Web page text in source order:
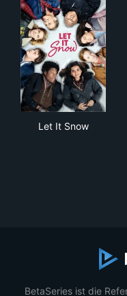
Let It Snow
BetaSeries ist die